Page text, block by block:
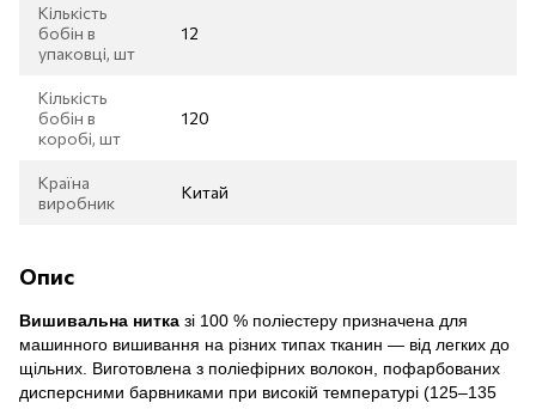
Кількість
бобін в
упаковці, шт
12
Кількість
бобін в
коробі, шт
120
Країна
виробник
Китай
Опис
Вишивальна нитка зі 100 % поліестеру призначена для
машинного вишивання на різних типах тканин — від легких до
щільних. Виготовлена з поліефірних волокон, пофарбованих
дисперсними барвниками при високій температурі (125–135